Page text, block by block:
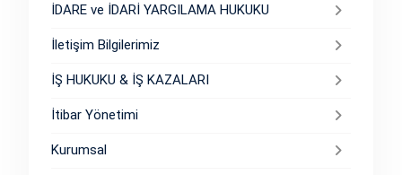
İDARE ve İDARİ YARGILAMA HUKUKU
İletişim Bilgilerimiz
İŞ HUKUKU & İŞ KAZALARI
İtibar Yönetimi
Kurumsal